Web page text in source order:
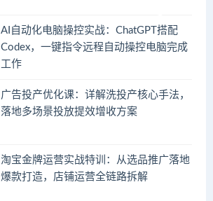
AI自动化电脑操控实战：ChatGPT搭配
Codex，一键指令远程自动操控电脑完成
工作
广告投产优化课：详解洗投产核心手法，
落地多场景投放提效增收方案
淘宝金牌运营实战特训：从选品推广落地
爆款打造，店铺运营全链路拆解